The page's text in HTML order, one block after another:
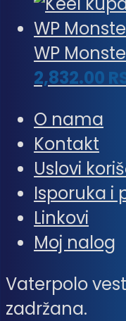
WP
2,832.00
O nama
Kontakt
Uslovi
Isporuka i
Linkovi
Moj nalog
Vaterpolo
zadržana.